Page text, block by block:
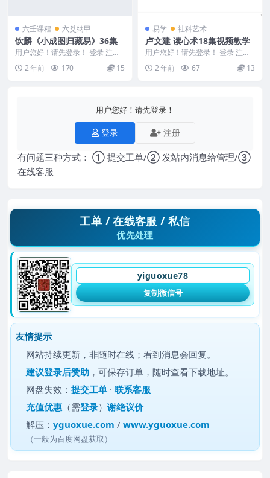
六壬课程 六爻纳甲
饮麟《小成图归藏易》36集
用户您好！请先登录！ 登录 注册
饮麟《小成图归藏易》36集 2408
113 0...
2 年前 170 15
易学 社科艺术
卢文建 读心术18集视频教学
用户您好！请先登录！ 登录 注册
卢文建 读心术18集视频教学 2411
159 ...2 年前 67 13
用户您好！请先登录！
登录 注册
有问题三种方式： ① 提交工单/② 发站内消息给管理/③
在线客服
工单 / 在线客服 / 私信
优先处理
yiguoxue78
复制微信号
友情提示
网站持续更新，非随时在线；看到消息会回复。
建议登录后赞助 ，可保存订单，随时查看下载地址。
网盘失效：提交工单 ·联系客服
充值优惠 （需登录）谢绝议价
解压：yguoxue.com /www.yguoxue.com
（一般为百度网盘获取）